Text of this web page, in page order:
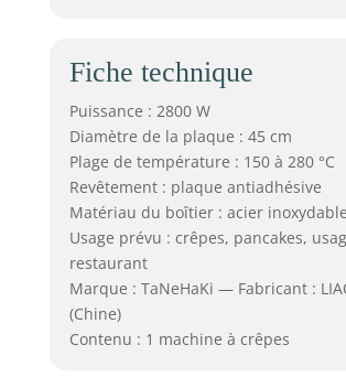
Fiche technique
Puissance : 2800 W
Diamètre de la plaque : 45 cm
Plage de température : 150 à 280 °C
Revêtement : plaque antiadhésive
Matériau du boîtier : acier inoxydable
Usage prévu : crêpes, pancakes,
restaurant
Marque : TaNeHaKi — Fabricant :
(Chine)
Contenu : 1 machine à crêpes